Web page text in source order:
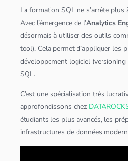
La formation SQL ne s’arrête plus
Avec l’émergence de l’Analytics
désormais à utiliser des outils
tool). Cela permet d’appliquer les
développement logiciel (versioning
SQL.
C’est une spécialisation très
approfondissons chez
étudiants les plus avancés, les
infrastructures dedonnées